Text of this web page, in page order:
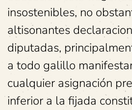
insostenibles, no
altisonantes
diputadas,
a todo galillo
cualquier asignación
inferior a la fijada